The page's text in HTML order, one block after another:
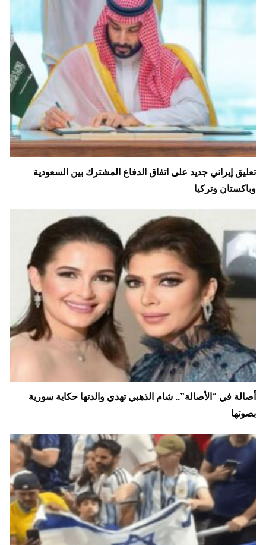
تعليق إيراني جديد على اتفاق الدفاع المشترك بين السعودية
وباكستان وتركيا
أصالة في “الأصالة”.. شام الذهبي تهدي والدتها حكاية سورية
بصوتها